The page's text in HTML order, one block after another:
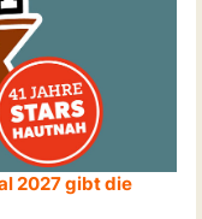
2027 gibt die